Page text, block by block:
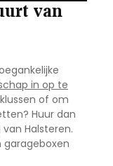
van
in op te
of om
Huur dan
Halsteren.
garageboxen